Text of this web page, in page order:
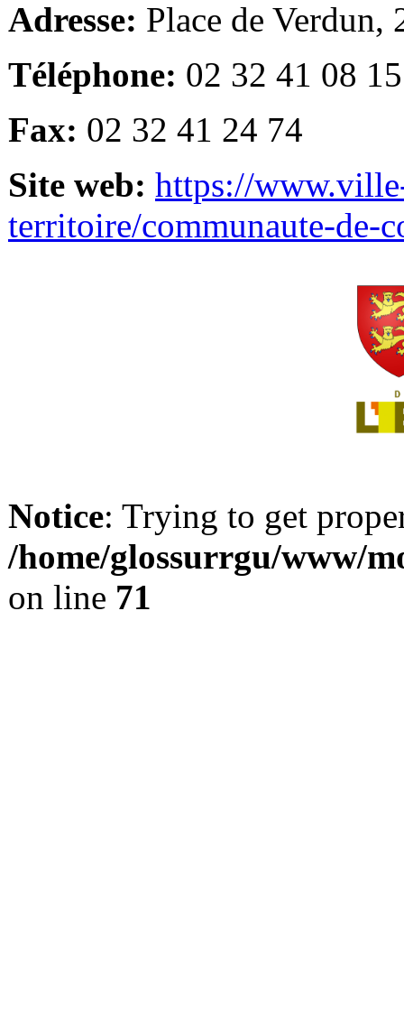
Adresse: Place de Verdun,
Téléphone: 02 32 41 08 15
Fax: 02 32 41 24 74
Site web: https://
territoire/communaute-de-
Notice: Trying to get
/home/glossurrgu/www/
on line 71